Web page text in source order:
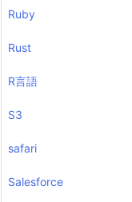
Ruby
Rust
R言語
S3
safari
Salesforce